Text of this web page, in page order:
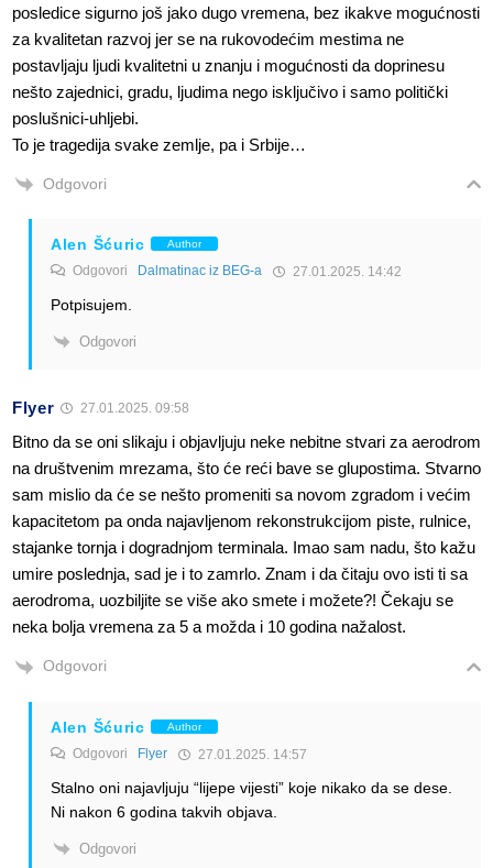
posledice sigurno još jako dugo vremena, bez ikakve mogućnosti
za kvalitetan razvoj jer se na rukovodećim mestima ne
postavljaju ljudi kvalitetni u znanju i mogućnosti da doprinesu
nešto zajednici, gradu, ljudima nego isključivo i samo politički
poslušnici-uhljebi.
To je tragedija svake zemlje, pa i Srbije…
Odgovori
Alen Šćuric Author
Odgovori Dalmatinac iz BEG-a 27.01.2025. 14:42
Potpisujem.
Odgovori
Flyer 27.01.2025. 09:58
Bitno da se oni slikaju i objavljuju neke nebitne stvari za aerodrom
na društvenim mrezama, što će reći bave se glupostima. Stvarno
sam mislio da će se nešto promeniti sa novom zgradom i većim
kapacitetom pa onda najavljenom rekonstrukcijom piste, rulnice,
stajanke tornja i dogradnjom terminala. Imao sam nadu, što kažu
umire poslednja, sad je i to zamrlo. Znam i da čitaju ovo isti ti sa
aerodroma, uozbiljite se više ako smete i možete?! Čekaju se
neka bolja vremena za 5 a možda i 10 godina nažalost.
Odgovori
Alen Šćuric Author
Odgovori Flyer 27.01.2025. 14:57
Stalno oni najavljuju “lijepe vijesti” koje nikako da se dese.
Ni nakon 6 godina takvih objava.
Odgovori